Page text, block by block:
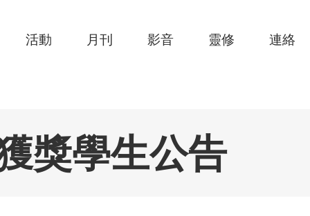
活動 月刊 影音 靈修 連絡
獎學生公告